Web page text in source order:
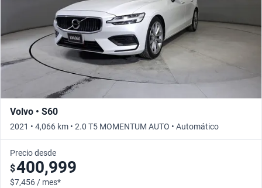
Volvo • S60
2021 • 4,066 km • 2.0 T5 MOMENTUM AUTO • Automático
Precio desde
$400,999
$7,456 / mes*